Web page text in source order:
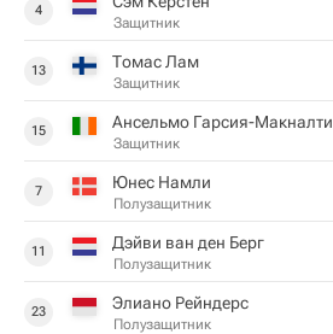
4
Защитник
13 Томас Лам
Защитник
15 Ансельмо Гарсия-Макналти
Защитник
7 Юнес Намли
Полузащитник
11 Дэйви ван ден Берг
Полузащитник
23 Элиано Рейндерс
Полузащитник